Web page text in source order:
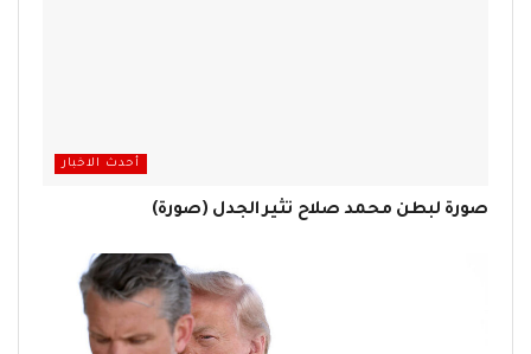
أحدث الاخبار
صورة لبطن محمد صلاح تثير الجدل (صورة)